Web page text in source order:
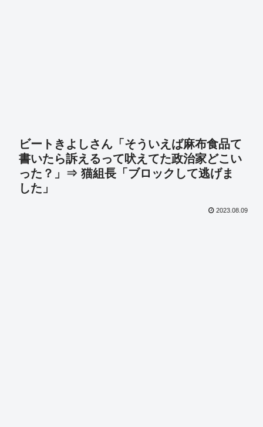
ビートきよしさん「そういえば麻布食品て
書いたら訴えるって吠えてた政治家どこい
った？」⇒ 猫組長「ブロックして逃げま
した」
2023.08.09